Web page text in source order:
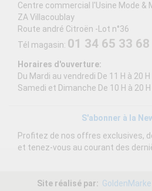
Centre commercial l'Usine Mode &
ZA Villacoublay
Route andré Citroën -Lot n°36
Tél magasin: 01 34 65 33 68
Horaires d'ouverture:
Du Mardi au vendredi De 11 H à 20 H
Samedi et Dimanche De 10 H à 20 H
S'abonner à la
Profitez de nos offres exclusives,
et tenez-vous au courant des
Site réalisé par: